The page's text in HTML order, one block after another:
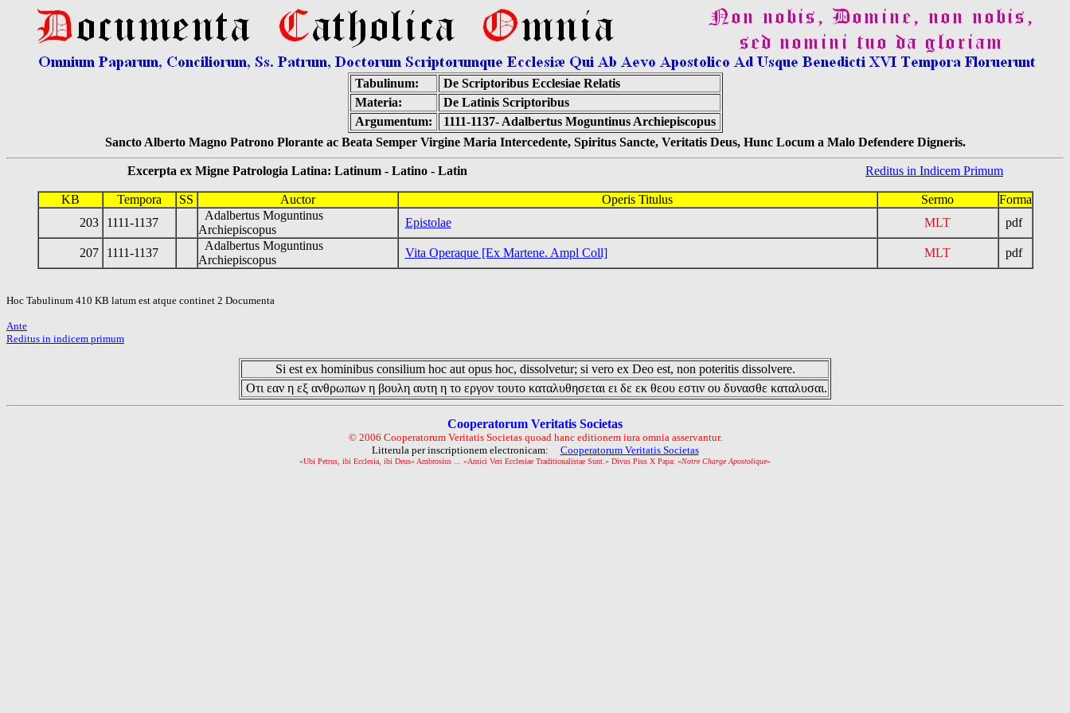
Tabulinum:
De Scriptoribus Ecclesiae Relatis
Materia:
De Latinis Scriptoribus
Argumentum:
1111-1137- Adalbertus Moguntinus Archiepiscopus
Sancto Alberto Magno Patrono Plorante ac Beata Semper Virgine Maria Intercedente, Spiritus Sancte, Veritatis Deus, Hunc Locum a Malo Defendere Digneris.
Excerpta ex Migne Patrologia Latina: Latinum - Latino - Latin Reditus in Indicem Primum
KB Tempora SS Auctor Operis Titulus Sermo
Forma
203
1111-1137
Adalbertus Moguntinus
Archiepiscopus
Epistolae MLT pdf
207 1111-1137
Adalbertus Moguntinus
Archiepiscopus
Vita Operaque [Ex Martene. Ampl Coll] MLT pdf
Hoc Tabulinum 410 KB latum est atque continet 2 Documenta
Ante
Reditus in indicem primum
Si est ex hominibus consilium hoc aut opus hoc, dissolvetur; si vero ex Deo est, non poteritis dissolvere.
Οτι εαν η εξ ανθρωπων η βουλη αυτη η το εργον τουτο καταλυθησεται ει δε εκ θεου εστιν ου δυνασθε καταλυσαι.
Cooperatorum Veritatis Societas
© 2006 Cooperatorum Veritatis Societas quoad hanc editionem iura omnia asservantur.
Litterula per inscriptionem electronicam: Cooperatorum Veritatis Societas
«Ubi Petrus, ibi Ecclesia, ibi Deus» Ambrosius ... «Amici Veri Ecclesiae Traditionalistae Sunt.» Divus Pius X Papa: «Notre Charge Apostolique»